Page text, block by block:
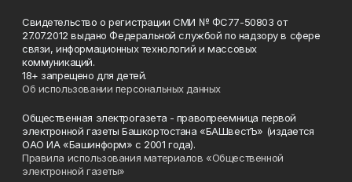
Свидетельство о регистрации СМИ № ФС77-50803 от
27.07.2012 выдано Федеральной службой по надзору в сфере
связи, информационных технологий и массовых
коммуникаций.
18+ запрещено для детей.
Об использовании персональных данных
Общественная электрогазета - правопреемница первой
электронной газеты Башкортостана «БАШвестЪ» (издается
ОАО ИА «Башинформ» с 2001 года).
Правила использования материалов «Общественной
электронной газеты»